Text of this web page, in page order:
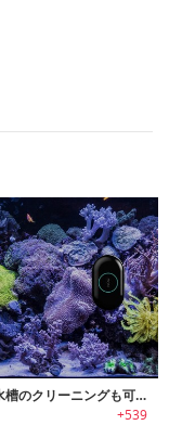
MOAI｜水槽のクリーニングも可能なロボットカメラ「モイ」
+539